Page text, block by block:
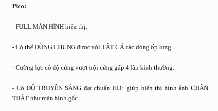
Pico:
- FULL MÀN HÌNH hiển thị.
- Có thể DÙNG CHUNG được với TẤT CẢ các dòng ốp lưng.
- Cường lực có độ cứng vượt trội cứng gấp 4 lần kính thường.
- Có ĐỘ TRUYỀN SÁNG đạt chuẩn HD+ giúp hiển thị hình ảnh CHÂN
THẬT như màn hình gốc.